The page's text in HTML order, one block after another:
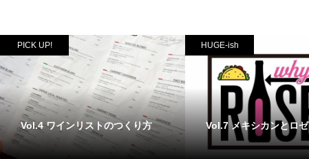
PICK UP!
Vol.4 ワインリストのつくり方
HUGE-ish
Vol.7 メキシカンとロゼ